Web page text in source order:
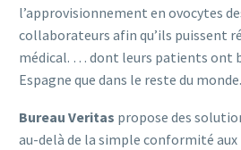
l’approvisionnement en ovocytes
collaborateurs afin qu’ils puissent
médical. … dont leurs patients ont
Espagne que dans le reste du monde.
Bureau Veritas propose des
au-delà de la simple conformité